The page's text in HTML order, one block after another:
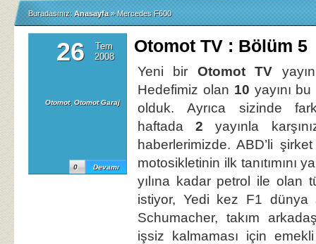
Buradasınız: Anasayfa » Mercedes F600
26
Tem
2008
Otomot, Otomot Garaj
Devamı
0
Otomot TV : Bölüm 5
Yeni bir Otomot TV
Hedefimiz olan 10 yayını
olduk. Ayrıca sizinde
haftada2 yayınla
haberlerimizde. ABD’li
motosikletinin ilk tanıtımını
yılına kadar petrol ile olan
istiyor, Yedi kez F1 dünya
Schumacher, takım
işsiz kalmaması için